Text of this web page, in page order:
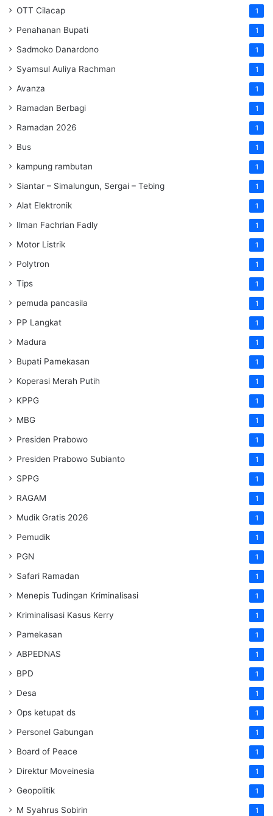
OTT Cilacap 1
Penahanan Bupati 1
Sadmoko Danardono 1
Syamsul Auliya Rachman 1
Avanza 1
Ramadan Berbagi 1
Ramadan 2026 1
Bus 1
kampung rambutan 1
Siantar – Simalungun, Sergai – Tebing 1
Alat Elektronik 1
Ilman Fachrian Fadly 1
Motor Listrik 1
Polytron 1
Tips 1
pemuda pancasila 1
PP Langkat 1
Madura 1
Bupati Pamekasan 1
Koperasi Merah Putih 1
KPPG 1
MBG 1
Presiden Prabowo 1
Presiden Prabowo Subianto 1
SPPG 1
RAGAM 1
Mudik Gratis 2026 1
Pemudik 1
PGN 1
Safari Ramadan 1
Menepis Tudingan Kriminalisasi 1
Kriminalisasi Kasus Kerry 1
Pamekasan 1
ABPEDNAS 1
BPD 1
Desa 1
Ops ketupat ds 1
Personel Gabungan 1
Board of Peace 1
Direktur Moveinesia 1
Geopolitik 1
M Syahrus Sobirin 1